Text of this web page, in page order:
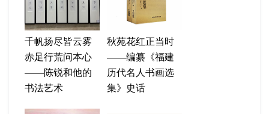
千帆扬尽皆云雾
赤足行荒问本心
——陈锐和他的
书法艺术
秋苑花红正当时
——编纂《福建
历代名人书画选
集》史话